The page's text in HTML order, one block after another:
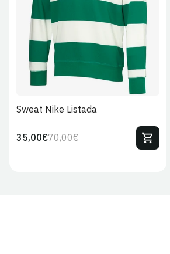
S XL 2XL
Sweat Nike Listada
Preço
70,00€Preço
35,00€